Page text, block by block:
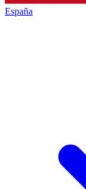
España